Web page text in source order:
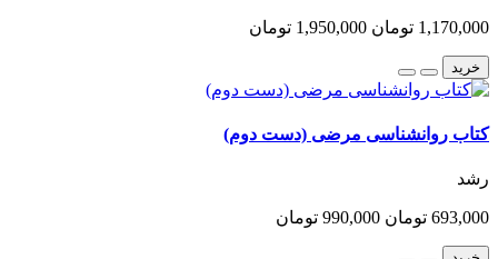
1,170,000 تومان 1,950,000 تومان
خرید
کتاب روانشناسی مرضی (دست دوم)
رشد
693,000 تومان 990,000 تومان